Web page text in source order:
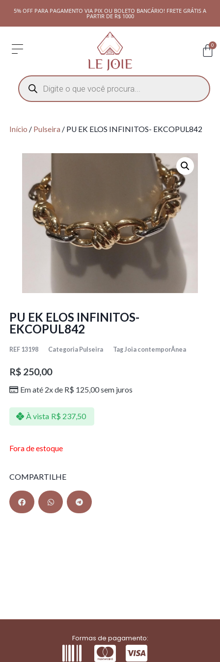
5% OFF PARA PAGAMENTO VIA PIX OU BOLETO BANCÁRIO! FRETE GRÁTIS A
PARTIR DE R$ 1000
0
Início / Pulseira / PU EK ELOS INFINITOS- EKCOPUL842
PU EK ELOS INFINITOS-
EKCOPUL842
REF 13198 Categoria Pulseira TagJoia contemporÂnea
R$250,00
Em até 2x de R$ 125,00sem juros
À vista R$ 237,50
Fora de estoque
COMPARTILHE
Formas de pagamento: